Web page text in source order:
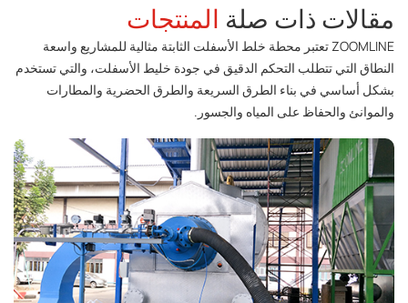
مقالات ذات صلة المنتجات
ZOOMLINE تعتبر محطة خلط الأسفلت الثابتة مثالية للمشاريع واسعة
النطاق التي تتطلب التحكم الدقيق في جودة خليط الأسفلت، والتي تستخدم
بشكل أساسي في بناء الطرق السريعة والطرق الحضرية والمطارات
والموانئ والحفاظ على المياه والجسور.